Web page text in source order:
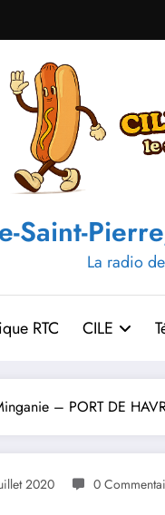
Saint-
La radio
RTC CILE
– PORT DE
2020 0